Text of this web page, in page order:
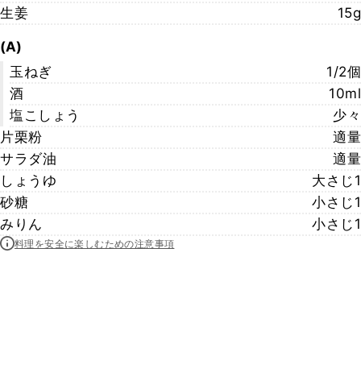
生姜
15g
(A)
玉ねぎ
1/2個
酒
10ml
塩こしょう
少々
片栗粉
適量
サラダ油
適量
しょうゆ
大さじ1
砂糖
小さじ1
みりん
小さじ1
料理を安全に楽しむための注意事項